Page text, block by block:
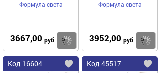
Формула света
3667,00 руб Купить
Формула света
3952,00 руб
Код 16604
Добавить
Код 45517